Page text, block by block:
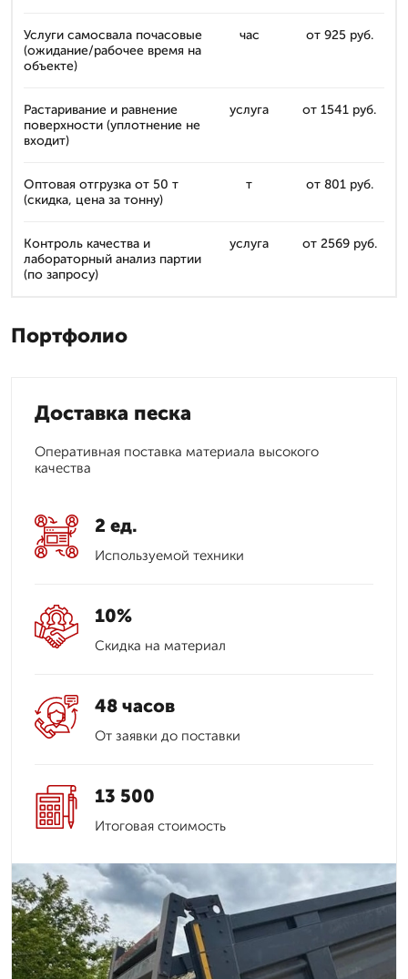
Услуги самосвала почасовые
(ожидание/рабочее время на
объекте)
час от 925 руб.
Растаривание и равнение
поверхности (уплотнение не
входит)
услуга от 1541 руб.
Оптовая отгрузка от 50 т
(скидка, цена за тонну)
т от 801 руб.
Контроль качества и
лабораторный анализ партии
(по запросу)
услуга от 2569 руб.
Портфолио
Доставка песка
Оперативная поставка материала высокого
качества
2 ед.
Используемой техники
10%
Скидка на материал
48 часов
От заявки до поставки
13 500
Итоговая стоимость